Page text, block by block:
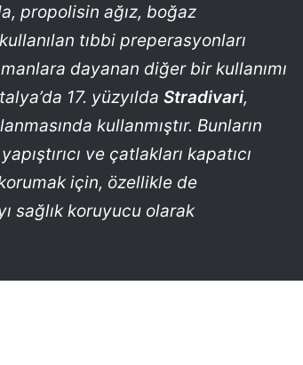
propolisin ağız, boğaz
tıbbi preperasyonları
dayanan diğer bir kullanımı
17. yüzyılda Stradivari,
kullanmıştır. Bunların
ve çatlakları kapatıcı
için, özellikle de
sağlık koruyucu olarak